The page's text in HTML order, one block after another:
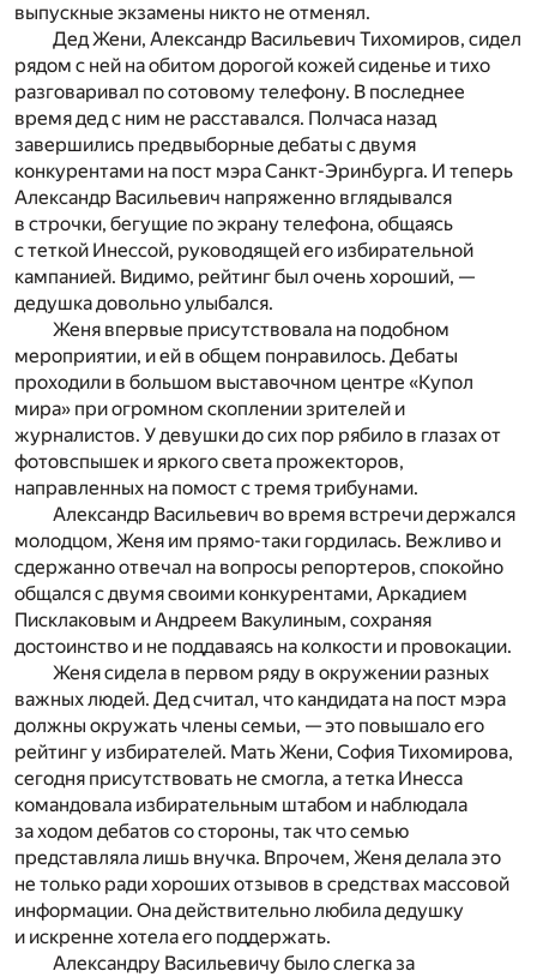
выпускные экзамены никто не отменял.
Дед Жени, Александр Васильевич Тихомиров, сидел
рядом с ней на обитом дорогой кожей сиденье и тихо
разговаривал по сотовому телефону. В последнее
время дед с ним не расставался. Полчаса назад
завершились предвыборные дебаты с двумя
конкурентами на пост мэра Санкт-Эринбурга. И теперь
Александр Васильевич напряженно вглядывался
в строчки, бегущие по экрану телефона, общаясь
с теткой Инессой, руководящей его избирательной
кампанией. Видимо, рейтинг был очень хороший, —
дедушка довольно улыбался.
Женя впервые присутствовала на подобном
мероприятии, и ей в общем понравилось. Дебаты
проходили в большом выставочном центре «Купол
мира» при огромном скоплении зрителей и
журналистов. У девушки до сих пор рябило в глазах от
фотовспышек и яркого света прожекторов,
направленных на помост с тремя трибунами.
Александр Васильевич во время встречи держался
молодцом, Женя им прямо-таки гордилась. Вежливо и
сдержанно отвечал на вопросы репортеров, спокойно
общался с двумя своими конкурентами, Аркадием
Писклаковым и Андреем Вакулиным, сохраняя
достоинство и не поддаваясь на колкости и провокации.
Женя сидела в первом ряду в окружении разных
важных людей. Дед считал, что кандидата на пост мэра
должны окружать члены семьи, — это повышало его
рейтинг у избирателей. Мать Жени, София Тихомирова,
сегодня присутствовать не смогла, а тетка Инесса
командовала избирательным штабом и наблюдала
за ходом дебатов со стороны, так что семью
представляла лишь внучка. Впрочем, Женя делала это
не только ради хороших отзывов в средствах массовой
информации. Она действительно любила дедушку
и искренне хотела его поддержать.
Александру Васильевичу было слегка за